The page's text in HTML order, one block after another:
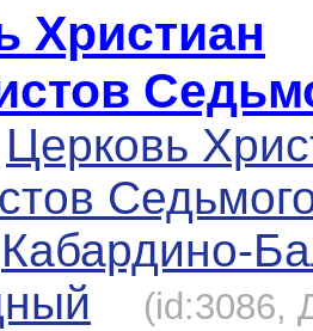
Христиан
Церковь
Кабардино-
(id:3086,